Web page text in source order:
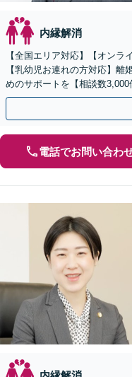
内縁解消
【全国エリア対応】【オンラ
【乳幼児お連れの方対応】
めのサポートを【相談数
費、財産分与、慰謝料請求【
電話でお問い合わ